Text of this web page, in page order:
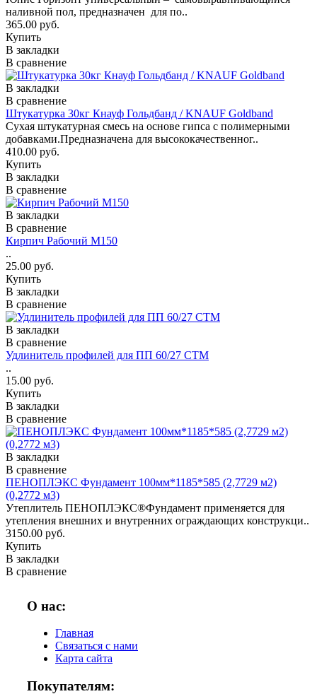
наливной пол, предназначен для по..
365.00 руб.
Купить
В закладки
В сравнение
В закладки
В сравнение
Штукатурка 30кг Кнауф Гольдбанд / KNAUF Goldband
Сухая штукатурная смесь на основе гипса с полимерными
добавками.Предназначена для высококачественног..
410.00 руб.
Купить
В закладки
В сравнение
В закладки
В сравнение
Кирпич Рабочий М150
..
25.00 руб.
Купить
В закладки
В сравнение
В закладки
В сравнение
Удлинитель профилей для ПП 60/27 СТМ
..
15.00 руб.
Купить
В закладки
В сравнение
В закладки
В сравнение
ПЕНОПЛЭКС Фундамент 100мм*1185*585 (2,7729 м2)
(0,2772 м3)
Утеплитель ПЕНОПЛЭКС®Фундамент применяется для
утепления внешних и внутренних ограждающих конструкци..
3150.00 руб.
Купить
В закладки
В сравнение
О нас:
Главная
Связаться с нами
Карта сайта
Покупателям: